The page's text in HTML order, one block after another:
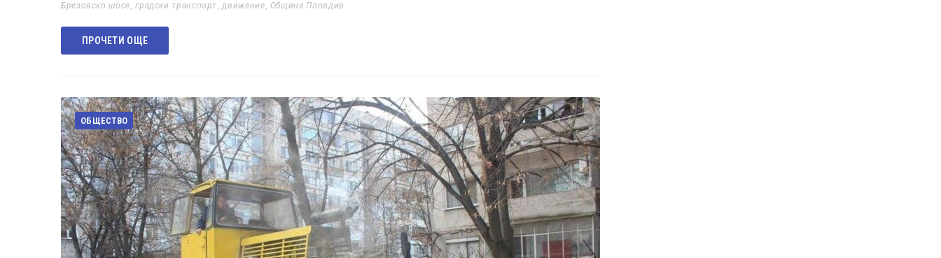
Брезовско шосе,градски транспорт,движение, Община Пловдив
ПРОЧЕТИ ОЩЕ
ОБЩЕСТВО